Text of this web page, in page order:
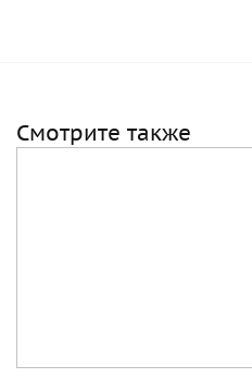
Смотрите также